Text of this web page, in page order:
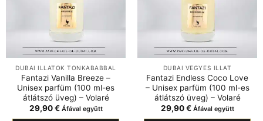
DUBAI ILLATOK TONKABABBAL
Fantazi Vanilla Breeze –
Unisex parfüm (100 ml-es
átlátszó üveg) – Volaré
29,90€ Áfával együtt
DUBAI VEGYES ILLAT
Fantazi Endless Coco Love
– Unisex parfüm (100 ml-es
átlátszó üveg) – Volaré
29,90€ Áfával együtt